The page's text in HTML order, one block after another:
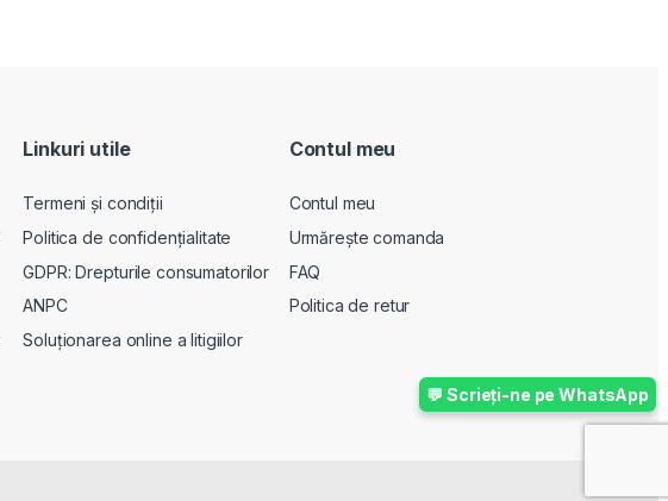
💬 Scrieți-ne pe WhatsApp
Linkuri utile
Termeni și condiții
Politica de confidențialitate
GDPR: Drepturile consumatorilor
ANPC
Soluționarea online a litigiilor
Contul meu
Contul meu
Urmărește comanda
FAQ
Politica de retur